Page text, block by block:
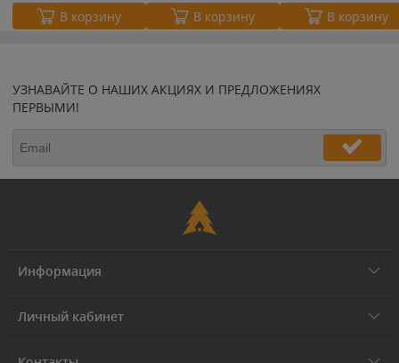
В корзину В корзину В корзину
УЗНАВАЙТЕ О НАШИХ АКЦИЯХ И ПРЕДЛОЖЕНИЯХ
ПЕРВЫМИ!
Информация
Личный кабинет